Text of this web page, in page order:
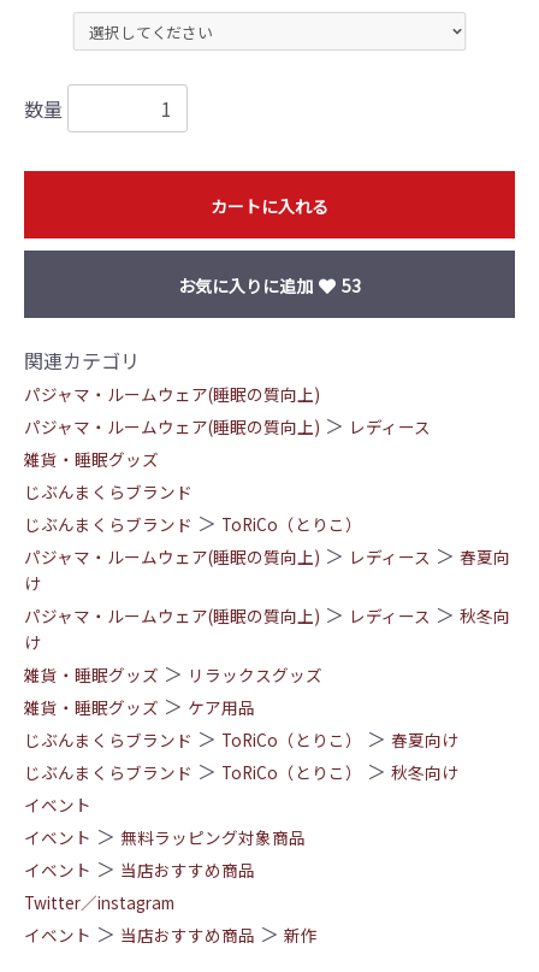
数量
カートに入れる
お気に入りに追加 53
関連カテゴリ
パジャマ・ルームウェア(睡眠の質向上)
パジャマ・ルームウェア(睡眠の質向上) ＞ レディース
雑貨・睡眠グッズ
じぶんまくらブランド
じぶんまくらブランド ＞ ToRiCo（とりこ）
パジャマ・ルームウェア(睡眠の質向上) ＞ レディース ＞ 春夏向
け
パジャマ・ルームウェア(睡眠の質向上) ＞ レディース ＞ 秋冬向
け
雑貨・睡眠グッズ ＞ リラックスグッズ
雑貨・睡眠グッズ ＞ ケア用品
じぶんまくらブランド ＞ ToRiCo（とりこ） ＞ 春夏向け
じぶんまくらブランド ＞ ToRiCo（とりこ） ＞ 秋冬向け
イベント
イベント ＞ 無料ラッピング対象商品
イベント ＞ 当店おすすめ商品
Twitter／instagram
イベント ＞ 当店おすすめ商品 ＞ 新作